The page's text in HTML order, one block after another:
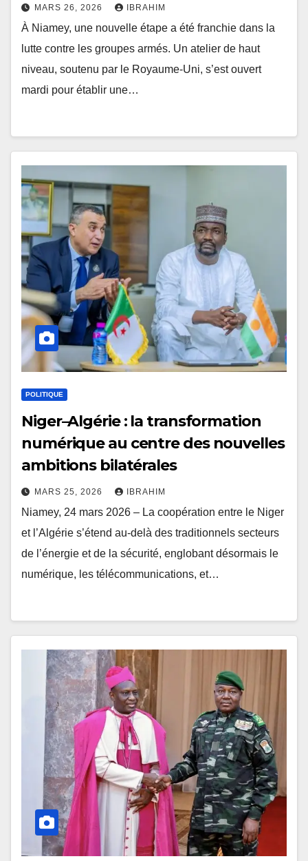
MARS 26, 2026 IBRAHIM
À Niamey, une nouvelle étape a été franchie dans la
lutte contre les groupes armés. Un atelier de haut
niveau, soutenu par le Royaume-Uni, s’est ouvert
mardi pour établir une…
POLITIQUE
Niger–Algérie : la transformation
numérique au centre des nouvelles
ambitions bilatérales
MARS 25, 2026 IBRAHIM
Niamey, 24 mars 2026 – La coopération entre le Niger
et l’Algérie s’étend au-delà des traditionnels secteurs
de l’énergie et de la sécurité, englobant désormais le
numérique, les télécommunications, et…